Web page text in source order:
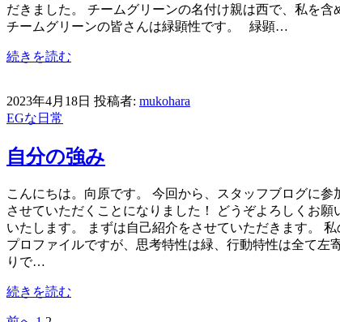
だきました。 チームグリーンの名付け親は西で、私を含
チームグリーンの皆さんは緑顕性です。 緑顕…
続きを読む
2023年4月18日 投稿者: mukohara
EGな日常
自分の強み
こんにちは。向原です。 今回から、スタッフブログに参
させていただくことになりました！ どうぞよろしくお願
いたします。 まずは自己紹介をさせていただきます。 私
プロファイルですが、思考特性は緑、行動特性は全て左
りで…
続きを読む